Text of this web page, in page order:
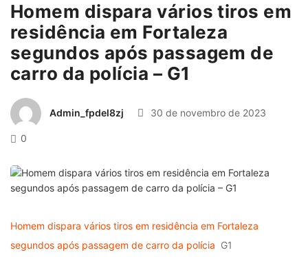
Homem dispara vários tiros em
residência em Fortaleza
segundos após passagem de
carro da polícia – G1
Admin_fpdel8zj 30 de novembro de 2023
0
Homem dispara vários tiros em residência em Fortaleza
segundos após passagem de carro da polícia G1